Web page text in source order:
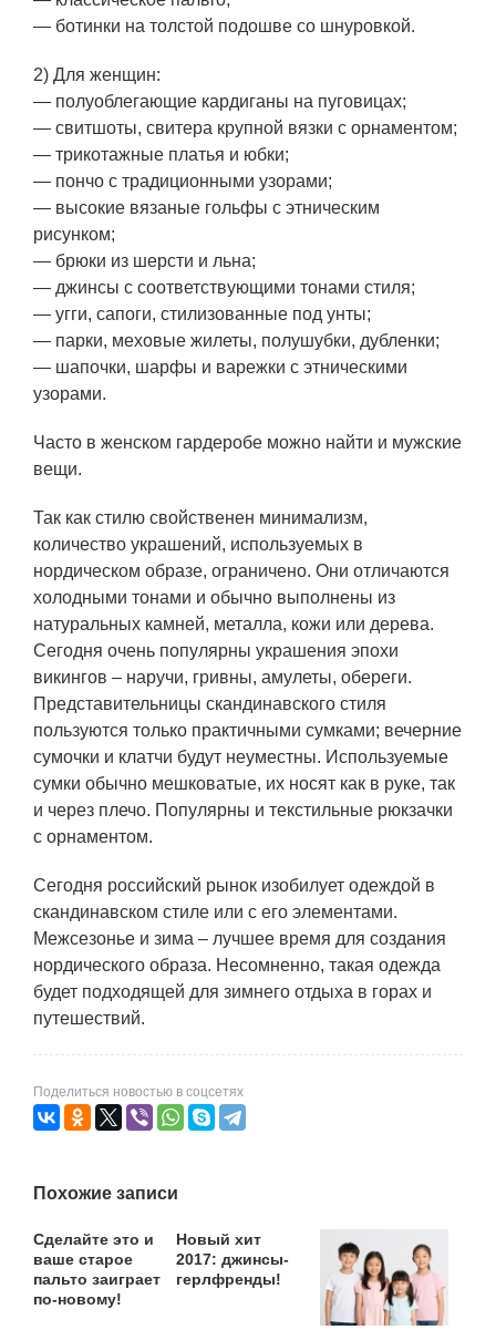
— ботинки на толстой подошве со шнуровкой.
2) Для женщин:
— полуоблегающие кардиганы на пуговицах;
— свитшоты, свитера крупной вязки с орнаментом;
— трикотажные платья и юбки;
— пончо с традиционными узорами;
— высокие вязаные гольфы с этническим
рисунком;
— брюки из шерсти и льна;
— джинсы с соответствующими тонами стиля;
— угги, сапоги, стилизованные под унты;
— парки, меховые жилеты, полушубки, дубленки;
— шапочки, шарфы и варежки с этническими
узорами.
Часто в женском гардеробе можно найти и мужские
вещи.
Так как стилю свойственен минимализм,
количество украшений, используемых в
нордическом образе, ограничено. Они отличаются
холодными тонами и обычно выполнены из
натуральных камней, металла, кожи или дерева.
Сегодня очень популярны украшения эпохи
викингов – наручи, гривны, амулеты, обереги.
Представительницы скандинавского стиля
пользуются только практичными сумками; вечерние
сумочки и клатчи будут неуместны. Используемые
сумки обычно мешковатые, их носят как в руке, так
и через плечо. Популярны и текстильные рюкзачки
с орнаментом.
Сегодня российский рынок изобилует одеждой в
скандинавском стиле или с его элементами.
Межсезонье и зима – лучшее время для создания
нордического образа. Несомненно, такая одежда
будет подходящей для зимнего отдыха в горах и
путешествий.
Поделиться новостью в соцсетях
Похожие записи
Сделайте это и
ваше старое
пальто заиграет
по-новому!
Новый хит
2017: джинсы-
герлфренды!